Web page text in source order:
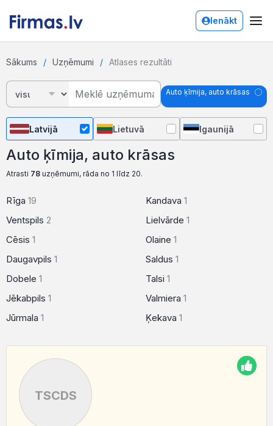
Ienākt
Sākums Uzņēmumi Atlases rezultāti
Auto ķīmija, auto krāsas
Latvijā Lietuvā Igaunijā
Auto ķīmija, auto krāsas
Atrasti 78 uzņēmumi, rāda no 1 līdz 20.
Rīga 19
Ventspils 2
Cēsis 1
Daugavpils 1
Dobele 1
Jēkabpils 1
Jūrmala 1
Kandava 1
Lielvārde 1
Olaine 1
Saldus 1
Talsi 1
Valmiera 1
Ķekava 1
TSCDS